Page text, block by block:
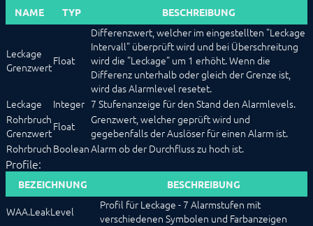
NAME TYP BESCHREIBUNG
Leckage
GrenzwertFloat
Differenzwert, welcher im eingestellten "Leckage
Intervall" überprüft wird und bei Überschreitung
wird die "Leckage" um 1 erhöht. Wenn die
Differenz unterhalb oder gleich der Grenze ist,
wird das Alarmlevel resetet.
Leckage
Integer 7 Stufenanzeige für den Stand den Alarmlevels.
Rohrbruch
GrenzwertFloat
Grenzwert, welcher geprüft wird und
gegebenfalls der Auslöser für einen Alarm ist.
Rohrbruch BooleanAlarm ob der Durchfluss zu hoch ist.
Profile:
BEZEICHNUNG BESCHREIBUNG
WAA.LeakLevel
Profil für Leckage - 7 Alarmstufen mit
verschiedenen Symbolen und Farbanzeigen